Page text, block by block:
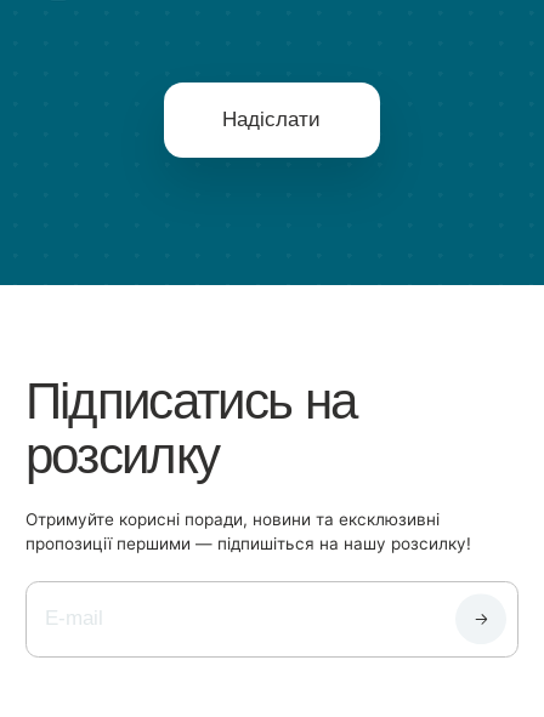
Надіслати
Підписатись на
розсилку
Отримуйте корисні поради, новини та ексклюзивні
пропозиції першими — підпишіться на нашу розсилку!